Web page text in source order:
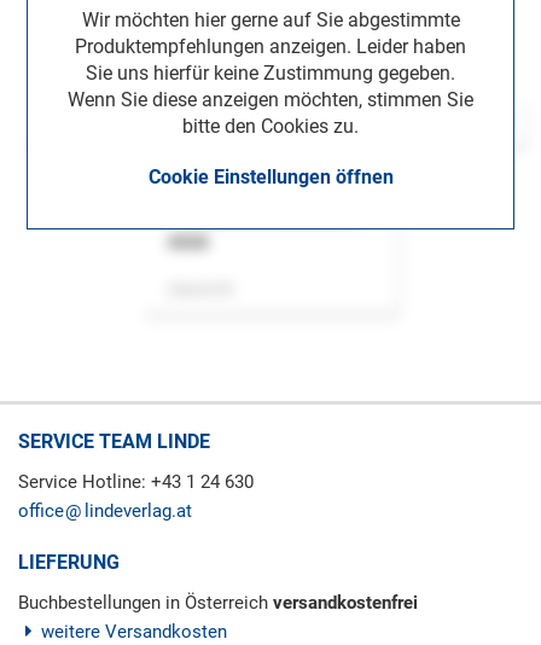
Wir möchten hier gerne auf Sie abgestimmte
Produktempfehlungen anzeigen. Leider haben
Sie uns hierfür keine Zustimmung gegeben.
Wenn Sie diese anzeigen möchten, stimmen Sie
bitte den Cookies zu.
Cookie Einstellungen öffnen
SERVICE TEAM LINDE
Service Hotline: +43 1 24 630
office
lindeverlag.at
LIEFERUNG
Buchbestellungen in Österreich versandkostenfrei
weitere Versandkosten